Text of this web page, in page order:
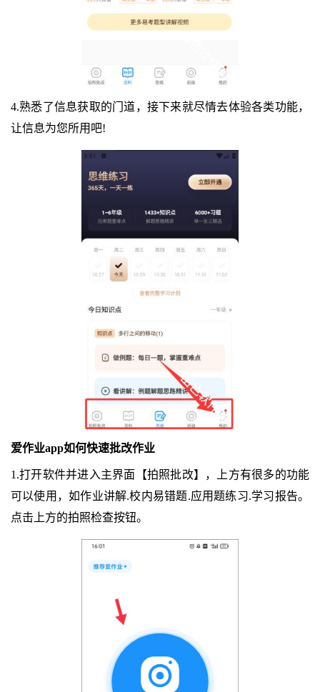
4.熟悉了信息获取的门道，接下来就尽情去体验各类功能，
让信息为您所用吧!
爱作业app如何快速批改作业
1.打开软件并进入主界面【拍照批改】，上方有很多的功能
可以使用，如作业讲解.校内易错题.应用题练习.学习报告。
点击上方的拍照检查按钮。